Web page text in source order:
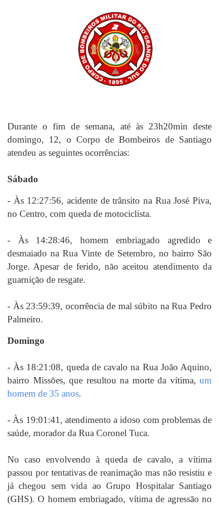
Durante o fim de semana, até às 23h20min deste
domingo, 12, o Corpo de Bombeiros de Santiago
atendeu as seguintes ocorrências:
Sábado
- Às 12:27:56, acidente de trânsito na Rua José Piva,
no Centro, com queda de motociclista.
- Às 14:28:46, homem embriagado agredido e
desmaiado na Rua Vinte de Setembro, no bairro São
Jorge. Apesar de ferido, não aceitou atendimento da
guarnição de resgate.
- Às 23:59:39, ocorrência de mal súbito na Rua Pedro
Palmeiro.
Domingo
- Às 18:21:08, queda de cavalo na Rua João Aquino,
bairro Missões, que resultou na morte da vítima, um
homem de 35 anos.
- Às 19:01:41, atendimento a idoso com problemas de
saúde, morador da Rua Coronel Tuca.
No caso envolvendo à queda de cavalo, a vítima
passou por tentativas de reanimação mas não resistiu e
já chegou sem vida ao Grupo Hospitalar Santiago
(GHS). O homem embriagado, vítima de agressão no